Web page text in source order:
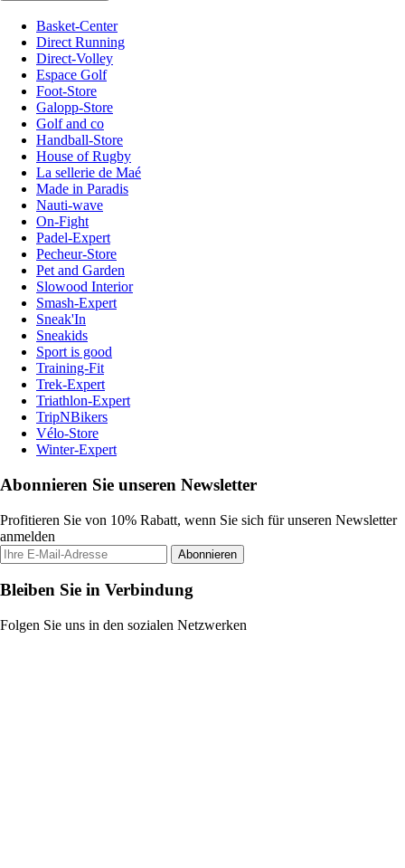
Basket-Center
Direct Running
Direct-Volley
Espace Golf
Foot-Store
Galopp-Store
Golf and co
Handball-Store
House of Rugby
La sellerie de Maé
Made in Paradis
Nauti-wave
On-Fight
Padel-Expert
Pecheur-Store
Pet and Garden
Slowood Interior
Smash-Expert
Sneak'In
Sneakids
Sport is good
Training-Fit
Trek-Expert
Triathlon-Expert
TripNBikers
Vélo-Store
Winter-Expert
Abonnieren Sie unseren Newsletter
Profitieren Sie von 10% Rabatt, wenn Sie sich für unseren Newsletter
anmelden
Abonnieren
Bleiben Sie in Verbindung
Folgen Sie uns in den sozialen Netzwerken